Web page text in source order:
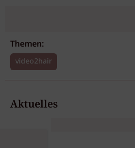
Themen:
video2hair
Aktuelles